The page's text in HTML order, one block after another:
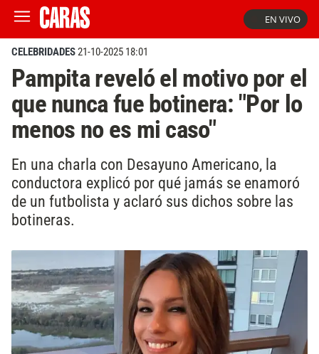
EN VIVO
CELEBRIDADES21-10-2025 18:01
Pampita reveló el motivo por el
que nunca fue botinera: "Por lo
menos no es mi caso"
En una charla con Desayuno Americano, la
conductora explicó por qué jamás se enamoró
de un futbolista y aclaró sus dichos sobre las
botineras.